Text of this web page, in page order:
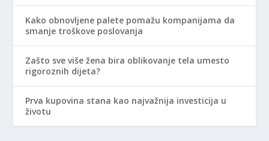
Kako obnovljene palete pomažu kompanijama da
smanje troškove poslovanja
Zašto sve više žena bira oblikovanje tela umesto
rigoroznih dijeta?
Prva kupovina stana kao najvažnija investicija u
životu